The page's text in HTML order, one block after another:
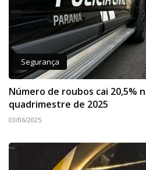
Segurança
Número de roubos cai 20,5%
quadrimestre de 2025
03/06/2025